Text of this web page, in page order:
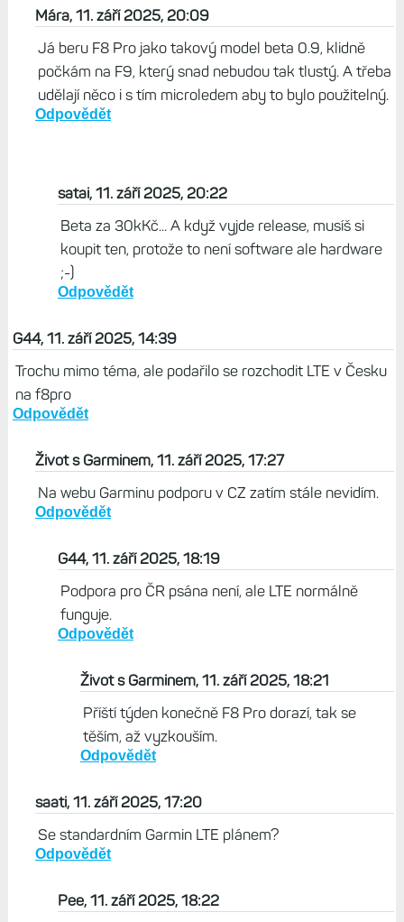
Mára, 11. září 2025, 20:09
Já beru F8 Pro jako takový model beta 0.9, klidně
počkám na F9, který snad nebudou tak tlustý. A třeba
udělají něco i s tím microledem aby to bylo použitelný.
Odpovědět
satai, 11. září 2025, 20:22
Beta za 30kKč... A když vyjde release, musíš si
koupit ten, protože to není software ale hardware
;-)
Odpovědět
G44, 11. září 2025, 14:39
Trochu mimo téma, ale podařilo se rozchodit LTE v Česku
na f8pro
Odpovědět
Život s Garminem, 11. září 2025, 17:27
Na webu Garminu podporu v CZ zatím stále nevidím.
Odpovědět
G44, 11. září 2025, 18:19
Podpora pro ČR psána není, ale LTE normálně
funguje.
Odpovědět
Život s Garminem, 11. září 2025, 18:21
Příští týden konečně F8 Pro dorazí, tak se
těším, až vyzkouším.
Odpovědět
saati, 11. září 2025, 17:20
Se standardním Garmin LTE plánem?
Odpovědět
Pee, 11. září 2025, 18:22